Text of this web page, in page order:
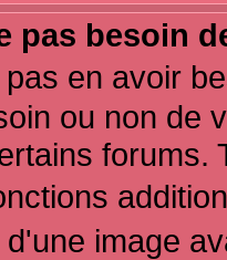
pas besoin
pas en avoir
ou non de
forums.
image